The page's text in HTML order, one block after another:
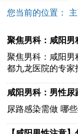
您当前的位置：
聚焦男科：咸阳
聚焦男科：咸阳
都九龙医院的专
咸阳男科：男性尿
尿路感染需做 哪